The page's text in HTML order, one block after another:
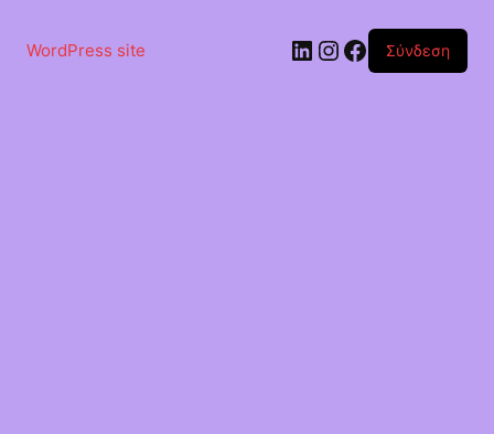
περιεχόμενο
WordPress site Linkedin
Instagram
Facebook
Σύνδεση